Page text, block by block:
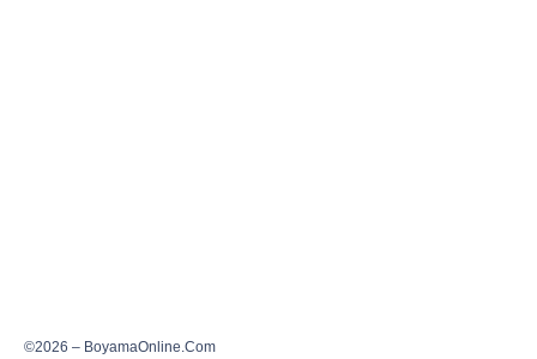
©2026 – BoyamaOnline.Com